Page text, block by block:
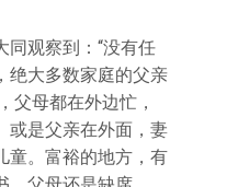
同观察到：“没有任
绝大多数家庭的父亲
父母都在外边忙，
或是父亲在外面，妻
童。富裕的地方，有